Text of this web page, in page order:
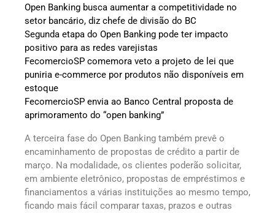
Open Banking busca aumentar a competitividade no
setor bancário, diz chefe de divisão do BC
Segunda etapa do Open Banking pode ter impacto
positivo para as redes varejistas
FecomercioSP comemora veto a projeto de lei que
puniria e-commerce por produtos não disponíveis em
estoque
FecomercioSP envia ao Banco Central proposta de
aprimoramento do “open banking”
A terceira fase do Open Banking também prevê o
encaminhamento de propostas de crédito a partir de
março. Na modalidade, os clientes poderão solicitar,
em ambiente eletrônico, propostas de empréstimos e
financiamentos a várias instituições ao mesmo tempo,
ficando mais fácil comparar taxas, prazos e outras